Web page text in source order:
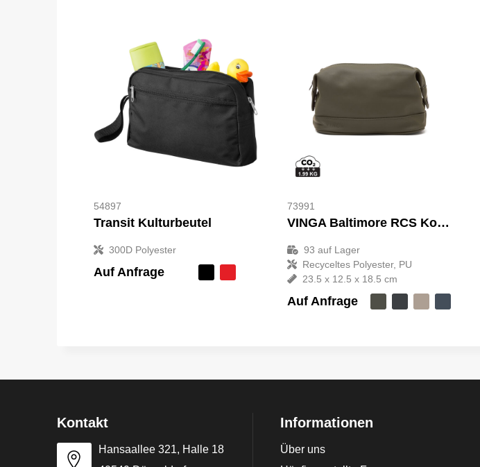
54897
Transit Kulturbeutel
300D Polyester
Auf Anfrage
73991
VINGA Baltimore RCS Kosmetiktasche
93 auf Lager
Recyceltes Polyester, PU
23.5 x 12.5 x 18.5 cm
Auf Anfrage
Kontakt
Hansaallee 321, Halle 18
Informationen
Über uns